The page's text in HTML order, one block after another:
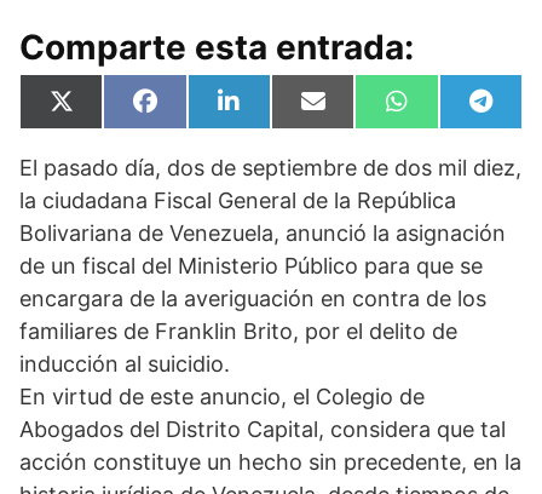
Comparte esta entrada:
Compartir
en
X
(
w
t
t
e
r
Compartir
en
F
a
e
b
o
o
k
Compartir
en
L
i
k
d
I
n
Compartir
en
E
m
i
Compartir
en
W
h
t
s
A
p
p
en
T
e
e
a
m
El pasado día, dos de septiembre de dos mil diez,
la ciudadana Fiscal General de la República
Bolivariana de Venezuela, anunció la asignación
de un fiscal del Ministerio Público para que se
encargara de la averiguación en contra de los
familiares de Franklin Brito, por el delito de
inducción al suicidio.
En virtud de este anuncio, el Colegio de
Abogados del Distrito Capital, considera que tal
acción constituye un hecho sin precedente, en la